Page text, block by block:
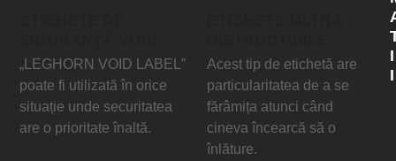
„LEGHORN VOID LABEL”
poate fi utilizată în orice
situație unde securitatea
are o prioritate înaltă.
Acest tip de etichetă are
particularitatea de a se
fărâmița atunci când
cineva încearcă să o
înlăture.
I
I